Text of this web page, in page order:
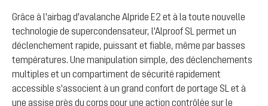
Grâce à l'airbag d'avalanche Alpride E2 et à la toute nouvelle
technologie de supercondensateur, l'Alproof SL permet un
déclenchement rapide, puissant et fiable, même par basses
températures. Une manipulation simple, des déclenchements
multiples et un compartiment de sécurité rapidement
accessible s'associent à un grand confort de portage SL et à
une assise près du corps pour une action contrôlée sur le